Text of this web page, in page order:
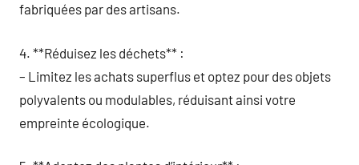
fabriquées par des artisans.
4. **Réduisez les déchets** :
– Limitez les achats superflus et optez pour des objets
polyvalents ou modulables, réduisant ainsi votre
empreinte écologique.